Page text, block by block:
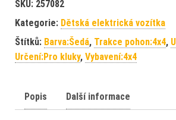
SKU: 257082
Kategorie: Dětská elektrická vozítka
Štítků: Barva:Šedá, Trakce pohon:4x4,
Určení:Pro kluky, Vybavení:4x4
Popis Další informace